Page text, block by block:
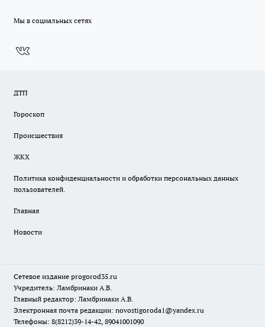
Мы в социальных сетях
ДТП
Гороскоп
Происшествия
ЖКХ
Политика конфиденциальности и обработки персональных данных
пользователей.
Главная
Новости
Сетевое издание progorod35.ru
Учредитель: Ламбринаки А.В.
Главный редактор: Ламбринаки А.В.
Электронная почта редакции: novostigoroda1@yandex.ru
Телефоны: 8(8212)39-14-42, 89041001090